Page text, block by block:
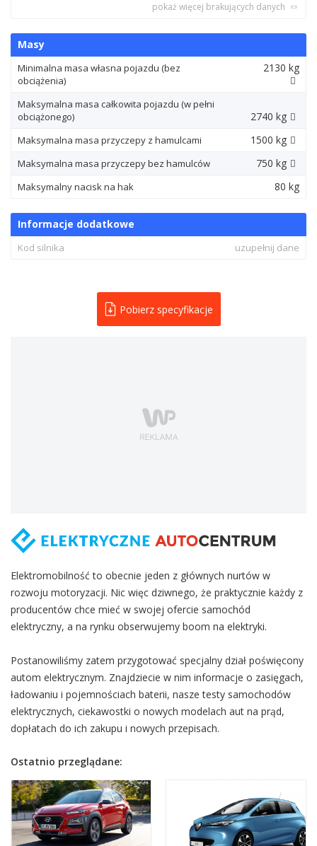
pokaż więcej brakujących danych
Masy
Minimalna masa własna pojazdu (bez
obciążenia)
2130 kg
Maksymalna masa całkowita pojazdu (w pełni
obciążonego)
2740 kg
Maksymalna masa przyczepy z hamulcami 1500 kg
Maksymalna masa przyczepy bez hamulców 750 kg
Maksymalny nacisk na hak 80 kg
Informacje dodatkowe
Kod silnika uzupełnij dane
Pobierz specyfikacje
Elektromobilność to obecnie jeden z głównych nurtów w
rozwoju motoryzacji. Nic więc dziwnego, że praktycznie każdy z
producentów chce mieć w swojej ofercie samochód
elektryczny, a na rynku obserwujemy boom na elektryki.
Postanowiliśmy zatem przygotować specjalny dział poświęcony
autom elektrycznym. Znajdziecie w nim informacje o zasięgach,
ładowaniu i pojemnościach baterii, nasze testy samochodów
elektrycznych, ciekawostki o nowych modelach aut na prąd,
dopłatach do ich zakupu i nowych przepisach.
Ostatnio przeglądane: